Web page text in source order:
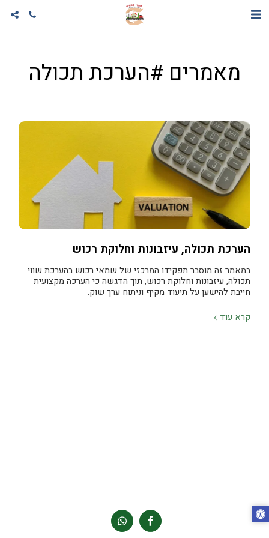
מאמרים #הערכת תכולה
הערכת תכולה, עיזבונות וחלוקת רכוש
במאמר זה מוסבר תפקידו המרכזי של שמאי רכוש בהערכת שווי
תכולה, עיזבונות וחלוקת רכוש, תוך הדגשה כי הערכה מקצועית
חייבת להישען על תיעוד מקיף וניתוח ערך שוק.
קרא עוד